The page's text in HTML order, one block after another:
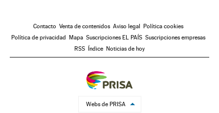
Contacto Venta de contenidos Aviso legal Política cookies
Política de privacidad Mapa Suscripciones EL PAÍS Suscripciones empresas
RSS Índice Noticias de hoy
Webs de PRISA